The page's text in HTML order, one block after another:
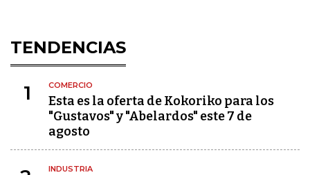
TENDENCIAS
1 COMERCIO
Esta es la oferta de Kokoriko para los
"Gustavos" y "Abelardos" este 7 de
agosto
INDUSTRIA